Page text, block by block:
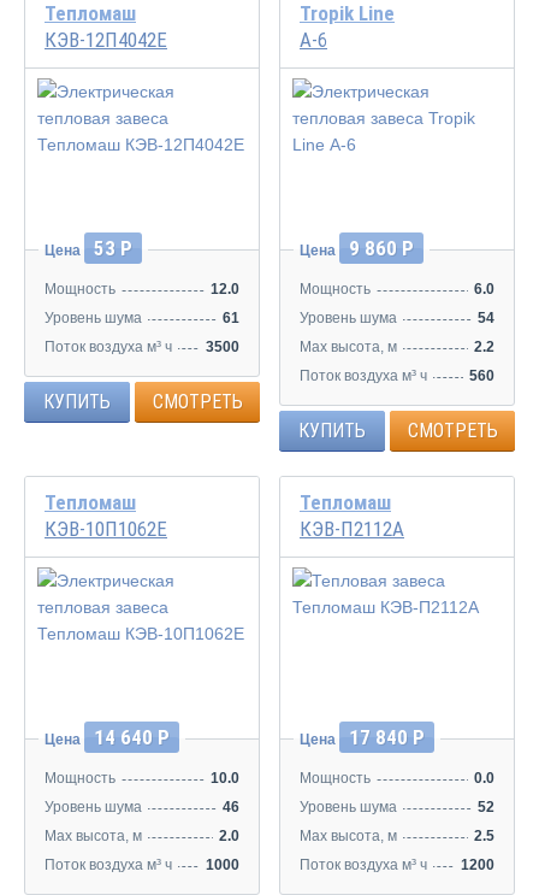
Тепломаш
КЭВ-12П4042Е
Цена 53 Р
Мощность
12.0
Уровень шума
61
Поток воздуха м³ ч
3500
КУПИТЬ СМОТРЕТЬ
Tropik Line
А-6
Цена 9 860 Р
Мощность
6.0
Уровень шума
54
Max высота, м
2.2
Поток воздуха м³ ч
560
КУПИТЬ СМОТРЕТЬ
Тепломаш
КЭВ-10П1062Е
Цена 14 640 Р
Мощность
10.0
Уровень шума
46
Max высота, м
2.0
Поток воздуха м³ ч
1000
Тепломаш
КЭВ-П2112А
Цена 17 840 Р
Мощность
0.0
Уровень шума
52
Max высота, м
2.5
Поток воздуха м³ ч
1200